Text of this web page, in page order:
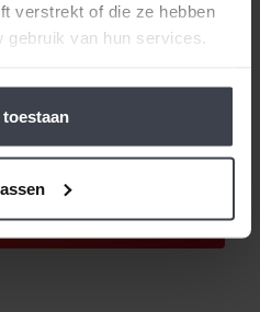
verstrekt of die ze hebben
van hun services.
116 reviews
op alle diensten.
koffie, kom gezellig
uw prijs